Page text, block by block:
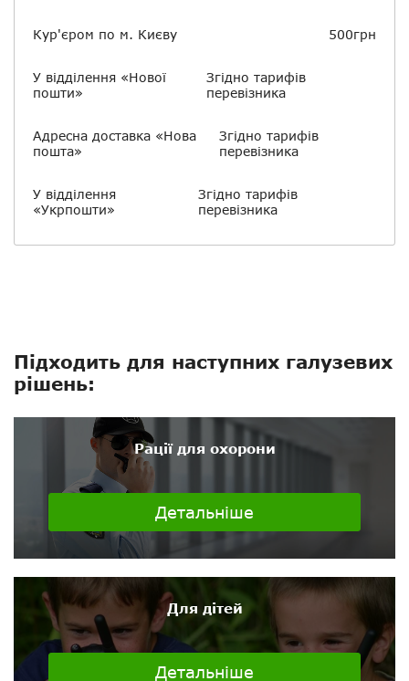
Кур'єром по м. Києву 500грн
У відділення «Нової
пошти»
Згідно тарифів
перевізника
Адресна доставка «Нова
пошта»
Згідно тарифів
перевізника
У відділення
«Укрпошти»
Згідно тарифів
перевізника
Підходить для наступних галузевих
рішень:
Рації для охорони
Детальніше
Для дітей
Детальніше